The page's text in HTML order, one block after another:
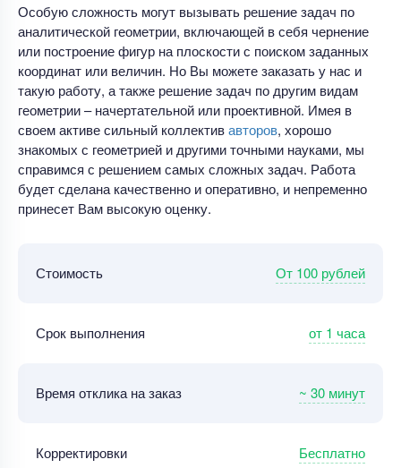
Особую сложность могут вызывать решение задач по
аналитической геометрии, включающей в себя чернение
или построение фигур на плоскости с поиском заданных
координат или величин. Но Вы можете заказать у нас и
такую работу, а также решение задач по другим видам
геометрии – начертательной или проективной. Имея в
своем активе сильный коллективавторов, хорошо
знакомых с геометрией и другими точными науками, мы
справимся с решением самых сложных задач. Работа
будет сделана качественно и оперативно, и непременно
принесет Вам высокую оценку.
Стоимость От 100 рублей
Срок выполнения от 1 часа
Время отклика на заказ ~ 30 минут
Корректировки Бесплатно